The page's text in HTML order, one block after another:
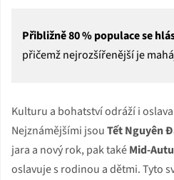
Přibližně 80 % populace se
přičemž nejrozšířenější je
Kulturu a bohatství odráží i
Nejznámějšími jsouTết Nguyên
jara a nový rok, pak takéMid-
oslavuje s rodinou a dětmi. Tyto